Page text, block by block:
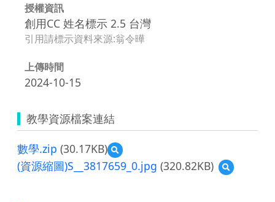
授權資訊
創用CC 姓名標示 2.5 台灣
引用請標示資料來源:翁令曄
上傳時間
2024-10-15
教學資源檔案連結
數學.zip (30.17KB)
預
覽
數
(資源縮圖)S__3817659_0.jpg (320.82KB)
預
覽